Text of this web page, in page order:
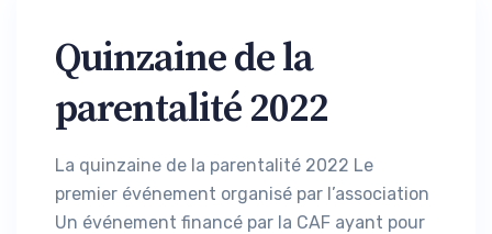
Quinzaine de la
parentalité 2022
La quinzaine de la parentalité 2022 Le
premier événement organisé par l’association
Un événement financé par la CAF ayant pour